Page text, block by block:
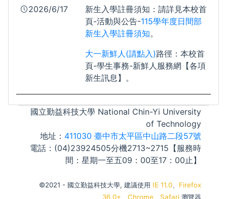
2026/6/17
新生入學註冊須知：請詳見本校首
頁-活動與公告-115學年度日間部
新生入學註冊須知。
大一新鮮人(請點入)路徑：本校首
頁-學生事務-新鮮人服務網【各項
新生訊息】。
國立勤益科技大學 National Chin-Yi University
of Technology
地址： 411030 臺中市太平區中山路二段57號
電話：(04)23924505分機2713~2715【服務時
間：星期一至五09：00至17：00止】
©2021 - 國立勤益科技大學, 建議使用 IE 11.0、 Firefox
36.0+
Chrome Safari 瀏覽器